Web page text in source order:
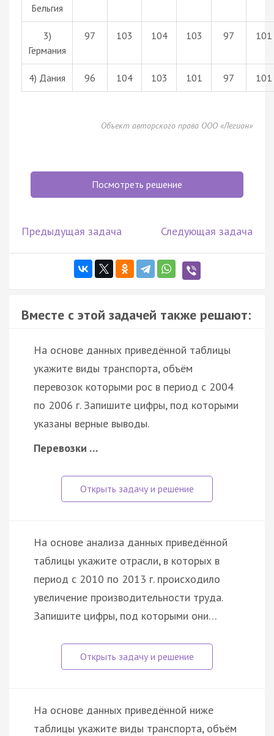
Бельгия
3)
Германия
97 103 104 103 97 101
4) Дания 96 104 103 101 97 101
Объект авторского права ООО «Легион»
Посмотреть решение
Предыдущая задача Следующая задача
Вместе с этой задачей также решают:
На основе данных приведённой таблицы
укажите виды транспорта, объём
перевозок которыми рос в период с 2004
по 2006 г. Запишите цифры, под которыми
указаны верные выводы.
Перевозки …
На основе анализа данных приведённой
таблицы укажите отрасли, в которых в
период с 2010 по 2013 г. происходило
увеличение производительности труда.
Запишите цифры, под которыми они…
На основе данных приведённой ниже
таблицы укажите виды транспорта, объём